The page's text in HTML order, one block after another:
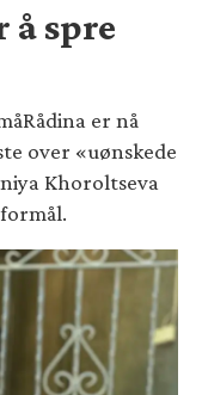
å spre
er nå
over «uønskede
Khoroltseva